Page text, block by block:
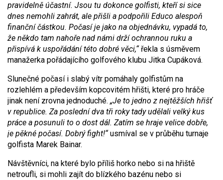
pravidelně účastní. Jsou tu dokonce golfisti, kteří si sice
dnes nemohli zahrát, ale přišli a podpořili Educo alespoň
finanční částkou. Počasí je jako na objednávku, vypadá to,
že někdo tam nahoře nad námi drží ochrannou ruku a
přispívá k uspořádání této dobré věci,“ řekla s úsměvem
manažerka pořádajícího golfového klubu Jitka Cupáková.
Slunečné počasí i slabý vítr pomáhaly golfistům na
rozlehlém a především kopcovitém hřišti, které pro hráče
jinak není zrovna jednoduché. „Je to jedno z nejtěžších hřišť
v republice. Za poslední dva tři roky tady udělali velký kus
práce a posunuli to o dost dál. Zatím se hraje velice dobře,
je pěkné počasí. Dobrý fight!“usmíval se v průběhu turnaje
golfista Marek Bainar.
Návštěvníci, na které bylo příliš horko nebo si na hřiště
netroufli, si mohli zajít do blízkého bazénu nebo si